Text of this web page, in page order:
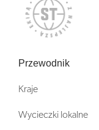
Przewodnik
Kraje
Wycieczki lokalne